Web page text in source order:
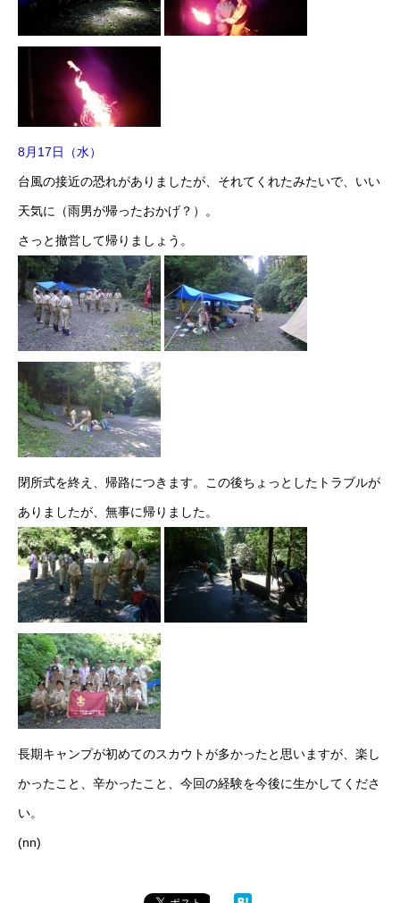
8月17日（水）
台風の接近の恐れがありましたが、それてくれたみたいで、いい
天気に（雨男が帰ったおかげ？）。
さっと撤営して帰りましょう。
閉所式を終え、帰路につきます。この後ちょっとしたトラブルが
ありましたが、無事に帰りました。
長期キャンプが初めてのスカウトが多かったと思いますが、楽し
かったこと、辛かったこと、今回の経験を今後に生かしてくださ
い。
(nn)